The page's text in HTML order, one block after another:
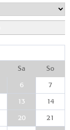
Sa So
6 7
13 14
20 21